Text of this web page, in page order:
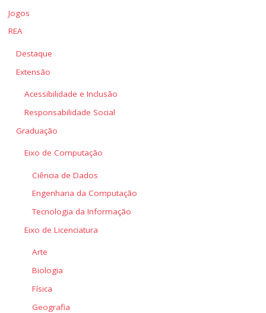
Jogos
REA
Destaque
Extensão
Acessibilidade e Inclusão
Responsabilidade Social
Graduação
Eixo de Computação
Ciência de Dados
Engenharia da Computação
Tecnologia da Informação
Eixo de Licenciatura
Arte
Biologia
Física
Geografia